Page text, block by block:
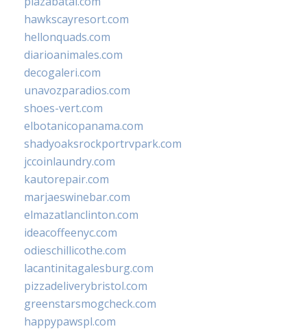
hawkscayresort.com
hellonquads.com
diarioanimales.com
decogaleri.com
unavozparadios.com
shoes-vert.com
elbotanicopanama.com
shadyoaksrockportrvpark.com
jccoinlaundry.com
kautorepair.com
marjaeswinebar.com
elmazatlanclinton.com
ideacoffeenyc.com
odieschillicothe.com
lacantinitagalesburg.com
pizzadeliverybristol.com
greenstarsmogcheck.com
happypawspl.com